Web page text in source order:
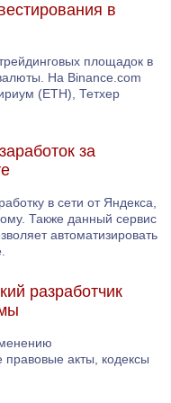
в
площадок в
На Binance.com
(ETH), Тетхер
за
в сети от Яндекса,
Также данный сервис
автоматизировать
разработчик
акты, кодексы